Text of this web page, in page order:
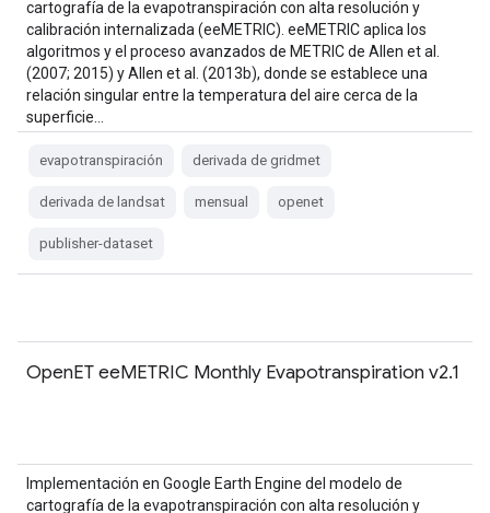
cartografía de la evapotranspiración con alta resolución y
calibración internalizada (eeMETRIC). eeMETRIC aplica los
algoritmos y el proceso avanzados de METRIC de Allen et al.
(2007; 2015) y Allen et al. (2013b), donde se establece una
relación singular entre la temperatura del aire cerca de la
superficie…
evapotranspiración derivada de gridmet
derivada de landsat mensual openet
publisher-dataset
OpenET eeMETRIC Monthly Evapotranspiration v2.1
Implementación en Google Earth Engine del modelo de
cartografía de la evapotranspiración con alta resolución y